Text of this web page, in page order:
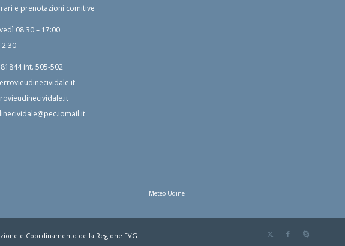
e prenotazioni comitive
08:30 – 17:00
int. 505-502
Meteo Udine
e Coordinamento della Regione FVG